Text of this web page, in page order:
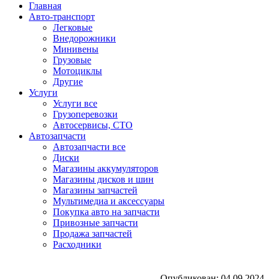
Главная
Авто-транспорт
Легковые
Внедорожники
Минивены
Грузовые
Мотоциклы
Другие
Услуги
Услуги все
Грузоперевозки
Автосервисы, СТО
Автозапчасти
Автозапчасти все
Диски
Магазины аккумуляторов
Магазины дисков и шин
Магазины запчастей
Мультимедиа и аксессуары
Покупка авто на запчасти
Привозные запчасти
Продажа запчастей
Расходники